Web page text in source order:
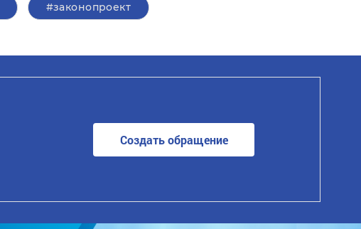
#законопроект
Создать обращение